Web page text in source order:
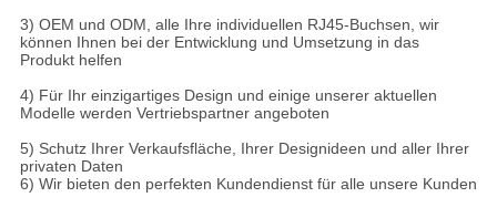
3) OEM und ODM, alle Ihre individuellen RJ45-Buchsen, wir
können Ihnen bei der Entwicklung und Umsetzung in das
Produkt helfen
4) Für Ihr einzigartiges Design und einige unserer aktuellen
Modelle werden Vertriebspartner angeboten
5) Schutz Ihrer Verkaufsfläche, Ihrer Designideen und aller Ihrer
privaten Daten
6) Wir bieten den perfekten Kundendienst für alle unsere Kunden